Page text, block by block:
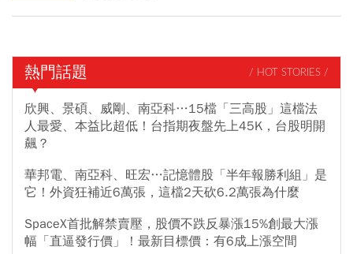
熱門話題 / HOT STORIES /
欣興、景碩、威剛、南亞科…15檔「三高股」這檔法
人最愛、本益比超低！台指期夜盤先上45K，台股明開
飆？
華邦電、南亞科、旺宏…記憶體股「半年報勝利組」是
它！外資狂補近6萬張，這檔2天砍6.2萬張為什麼
SpaceX首批解禁賣壓，股價不跌反暴漲15%創最大漲
幅「直逼發行價」！最新目標價：有6成上漲空間